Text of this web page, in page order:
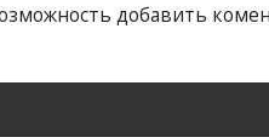
добавить